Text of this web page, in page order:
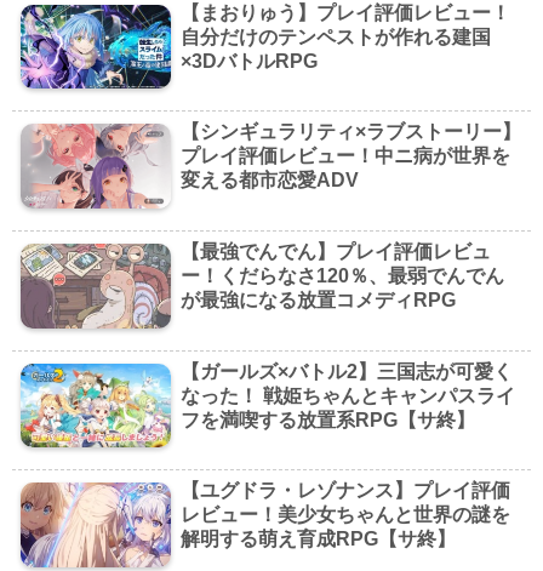
【まおりゅう】プレイ評価レビュー！
自分だけのテンペストが作れる建国
×3DバトルRPG
【シンギュラリティ×ラブストーリー】
プレイ評価レビュー！中ニ病が世界を
変える都市恋愛ADV
【最強でんでん】プレイ評価レビュ
ー！くだらなさ120％、最弱でんでん
が最強になる放置コメディRPG
【ガールズ×バトル2】三国志が可愛く
なった！ 戦姫ちゃんとキャンパスライ
フを満喫する放置系RPG【サ終】
【ユグドラ・レゾナンス】プレイ評価
レビュー！美少女ちゃんと世界の謎を
解明する萌え育成RPG【サ終】